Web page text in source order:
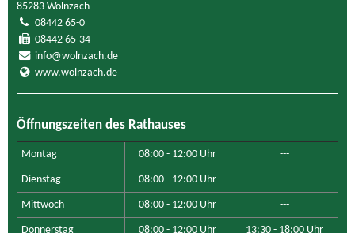
85283 Wolnzach
08442 65-0
08442 65-34
info@wolnzach.de
www.wolnzach.de
Öffnungszeiten des Rathauses
Montag 08:00 - 12:00 Uhr ---
Dienstag 08:00 - 12:00 Uhr ---
Mittwoch 08:00 - 12:00 Uhr ---
Donnerstag 08:00 - 12:00 Uhr 13:30 - 18:00 Uhr